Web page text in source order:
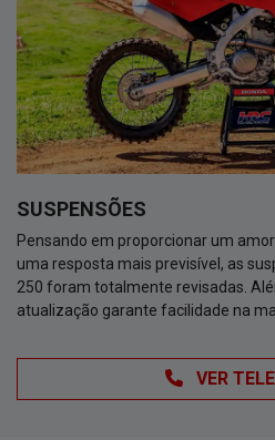
SUSPENSÕES
Pensando em proporcionar um
uma resposta mais previsível, as
250 foram totalmente revisadas.
atualização garante facilidade na
VER